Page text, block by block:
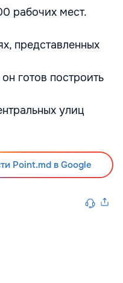
рабочих мест.
представленных
готов построить
улиц
Point.md в Google